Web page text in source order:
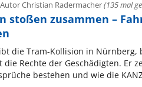
Autor Christian Radermacher(135 mal
stoßen zusammen –
die Tram-Kollision in Nürnberg,
Rechte der Geschädigten. Er
bestehen und wie die